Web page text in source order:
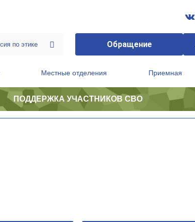
Обращение
Местные отделения Приемная
ПОДДЕРЖКА УЧАСТНИКОВ СВО